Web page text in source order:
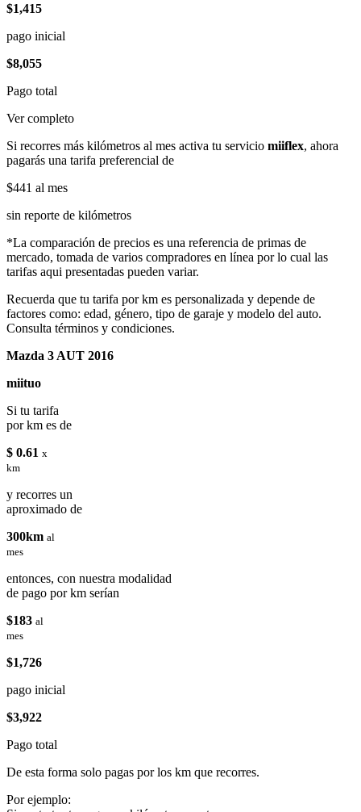
$1,415
pago inicial
$8,055
Pago total
Ver completo
Si recorres más kilómetros al mes activa tu servicio miiflex, ahora
pagarás una tarifa preferencial de
$441 al mes
sin reporte de kilómetros
*La comparación de precios es una referencia de primas de
mercado, tomada de varios compradores en línea por lo cual las
tarifas aqui presentadas pueden variar.
Recuerda que tu tarifa por km es personalizada y depende de
factores como: edad, género, tipo de garaje y modelo del auto.
Consulta términos y condiciones.
Mazda 3 AUT 2016
miituo
Si tu tarifa
por km es de
$ 0.61 x
km
y recorres un
aproximado de
300km al
mes
entonces, con nuestra modalidad
de pago por km serían
$183 al
mes
$1,726
pago inicial
$3,922
Pago total
De esta forma solo pagas por los km que recorres.
Por ejemplo: